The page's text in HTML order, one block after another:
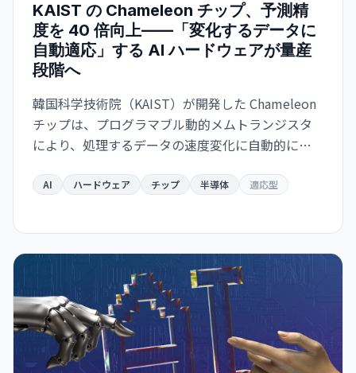
KAIST の Chameleon チップ、予測精
度を 40 倍向上——「変化するデータに
自動適応」する AI ハードウェアが量産
段階へ
韓国科学技術院（KAIST）が開発した Chameleon
チップは、プログラマブル動的メムトランジスタ
により、処理するデータの速度変化に自動的に適
互換で量産化が可能。ウェアラブル・自動運転・
AI ハードウェア チップ 半導体 適応型